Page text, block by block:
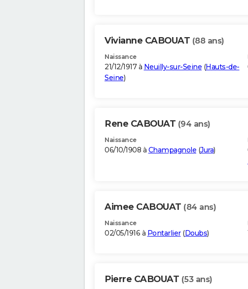
Vivianne CABOUAT (88 ans)
Naissance
21/12/1917 à Neuilly-sur-Seine (Hauts-de-
Seine)
Rene CABOUAT (94 ans)
Naissance
06/10/1908 à Champagnole (Jura)
Aimee CABOUAT (84 ans)
Naissance
02/05/1916 à Pontarlier(Doubs)
Pierre CABOUAT (53 ans)